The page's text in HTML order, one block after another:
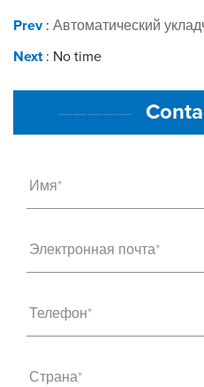
Prev: Автоматический
Next: No time
—————
Имя*
Электронная почта*
Телефон*
Страна*